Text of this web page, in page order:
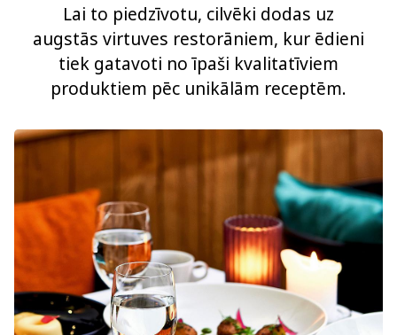
Lai to piedzīvotu, cilvēki dodas uz
augstās virtuves restorāniem, kur ēdieni
tiek gatavoti no īpaši kvalitatīviem
produktiem pēc unikālām receptēm.